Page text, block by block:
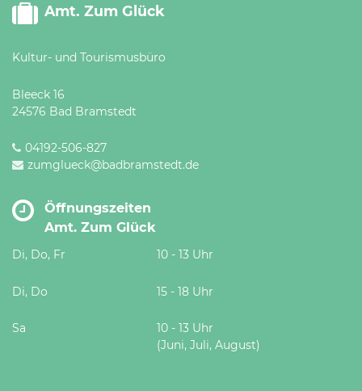
Amt. Zum Glück
Kultur- und Tourismusbüro
Bleeck 16
24576 Bad Bramstedt
04192-506-827
zumglueck@badbramstedt.de
Öffnungszeiten
Amt. Zum Glück
Di, Do, Fr 10 - 13 Uhr
Di, Do 15 - 18 Uhr
Sa
10 - 13 Uhr
(Juni, Juli, August)